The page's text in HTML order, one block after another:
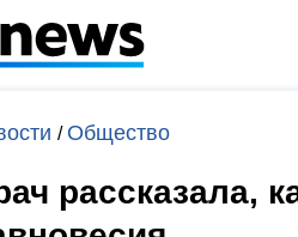
/Общество
рассказала,